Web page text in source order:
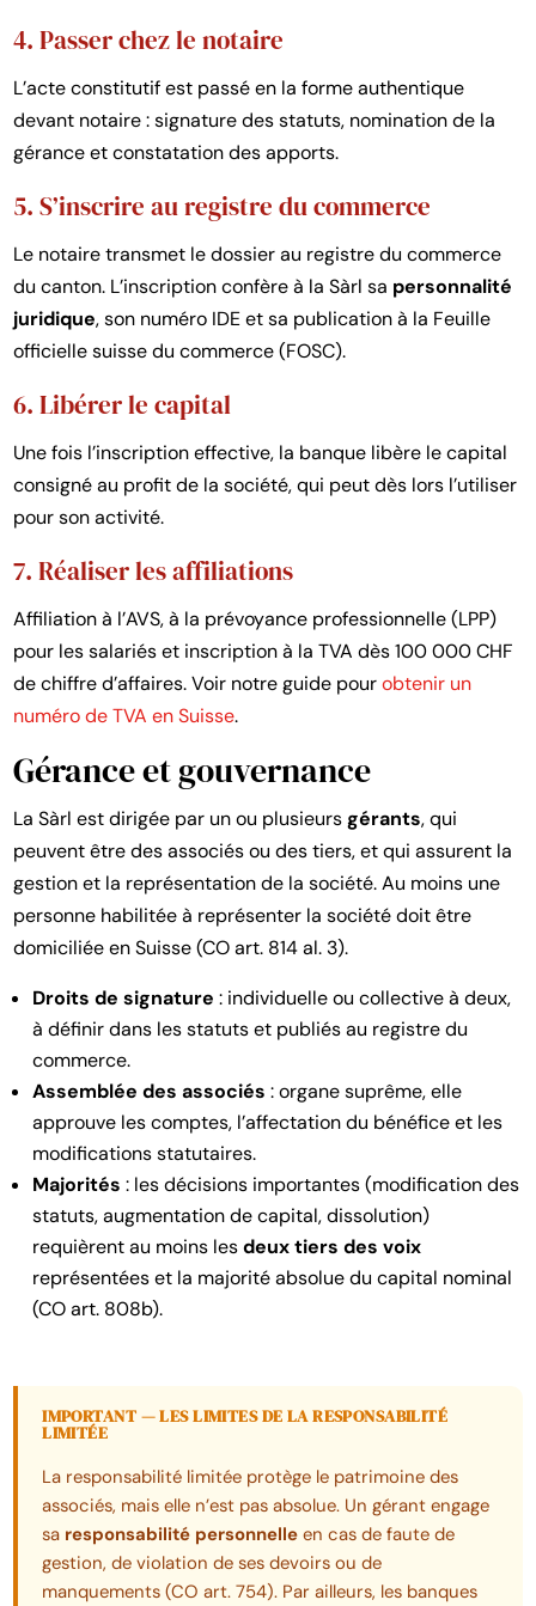
4. Passer chez le notaire
L’acte constitutif est passé en la forme authentique
devant notaire : signature des statuts, nomination de la
gérance et constatation des apports.
5. S’inscrire au registre du commerce
Le notaire transmet le dossier au registre du commerce
du canton. L’inscription confère à la Sàrl sa personnalité
juridique, son numéro IDE et sa publication à la Feuille
officielle suisse du commerce (FOSC).
6. Libérer le capital
Une fois l’inscription effective, la banque libère le capital
consigné au profit de la société, qui peut dès lors l’utiliser
pour son activité.
7. Réaliser les affiliations
Affiliation à l’AVS, à la prévoyance professionnelle (LPP)
pour les salariés et inscription à la TVA dès 100 000 CHF
de chiffre d’affaires. Voir notre guide pourobtenir un
numéro de TVA en Suisse.
Gérance et gouvernance
La Sàrl est dirigée par un ou plusieursgérants, qui
peuvent être des associés ou des tiers, et qui assurent la
gestion et la représentation de la société. Au moins une
personne habilitée à représenter la société doit être
domiciliée en Suisse (CO art. 814 al. 3).
Droits de signature : individuelle ou collective à deux,
à définir dans les statuts et publiés au registre du
commerce.
Assemblée des associés : organe suprême, elle
approuve les comptes, l’affectation du bénéfice et les
modifications statutaires.
Majorités : les décisions importantes (modification des
statuts, augmentation de capital, dissolution)
requièrent au moins lesdeux tiers des voix
représentées et la majorité absolue du capital nominal
(CO art. 808b).
IMPORTANT — LES LIMITES DE LA RESPONSABILITÉ
LIMITÉE
La responsabilité limitée protège le patrimoine des
associés, mais elle n’est pas absolue. Un gérant engage
sa responsabilité personnelle en cas de faute de
gestion, de violation de ses devoirs ou de
manquements (CO art. 754). Par ailleurs, les banques